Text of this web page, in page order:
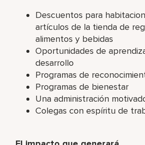
Descuentos para
artículos de la tienda de
alimentos y bebidas
Oportunidades de
desarrollo
Programas de
Programas de bienestar
Una administración
Colegas con espíritu de